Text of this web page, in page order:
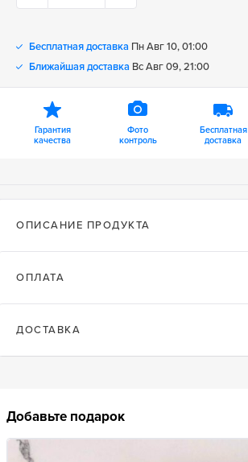
Бесплатная доставка Пн Авг 10, 01:00
Ближайшая доставка Вс Авг 09, 21:00
Гарантия
качества
Фото
контроль
Бесплатная
доставка
ОПИСАНИЕ ПРОДУКТА
ОПЛАТА
ДОСТАВКА
Добавьте подарок